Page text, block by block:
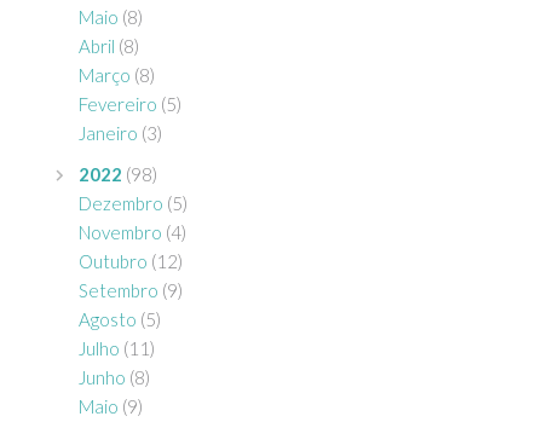
Maio (8)
Abril (8)
Março (8)
Fevereiro (5)
Janeiro (3)
2022 (98)
Dezembro (5)
Novembro (4)
Outubro (12)
Setembro (9)
Agosto (5)
Julho (11)
Junho (8)
Maio (9)